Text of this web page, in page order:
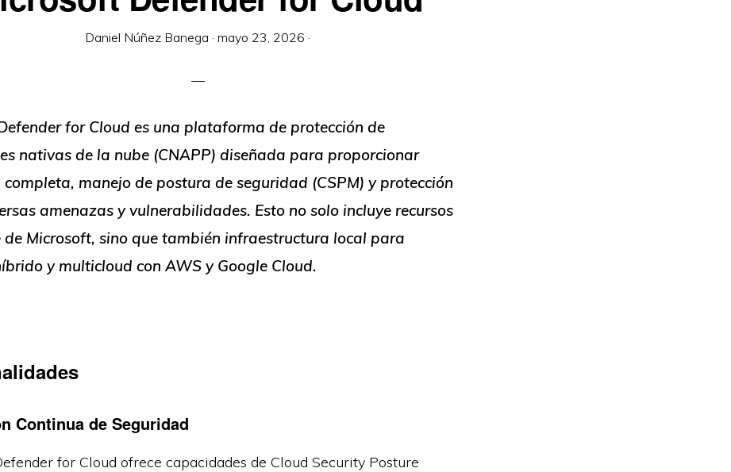
Daniel Núñez Banega · mayo 23, 2026 ·
for Cloud es una plataforma de protección de
nativas de la nube (CNAPP) diseñada para proporcionar
manejo de postura de seguridad (CSPM) y protección
amenazas y vulnerabilidades. Esto no solo incluye recursos
de Microsoft, sino que también infraestructura local para
y multicloud con AWS y Google Cloud.
Continua de Seguridad
for Cloud ofrece capacidades de Cloud Security Posture